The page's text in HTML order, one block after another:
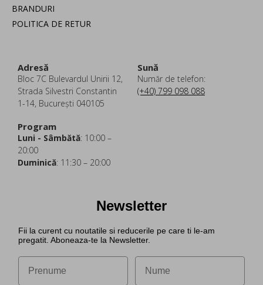
BRANDURI
POLITICA DE RETUR
Adresă
Bloc 7C Bulevardul Unirii 12,
Strada Silvestri Constantin
1-14, București 040105
Sună
Număr de telefon:
(+40) 799 098 088
Program
Luni - Sâmbătă: 10:00 –
20:00
Duminică: 11:30 – 20:00
Newsletter
Fii la curent cu noutatile si reducerile pe care ti le-am
pregatit. Aboneaza-te la Newsletter.